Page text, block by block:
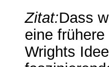
Zitat:Dass
eine
Wrights